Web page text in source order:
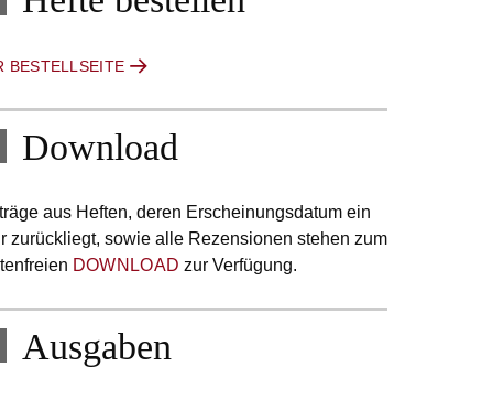
BESTELLSEITE
Download
aus Heften, deren Erscheinungsdatum ein
zurückliegt, sowie alle Rezensionen stehen zum
DOWNLOAD zur Verfügung.
Ausgaben